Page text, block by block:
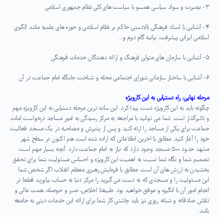
۳- بصیرت و سواد سیاسی همسو با سیاست های کلی نظام جمهوری اسلامی
۴- آشنایی با اسناد فرهنگی بالادستی حاکم بر نظام اسلامی و حوزه های علمیه مانند الگوی
اسلامی ایرانی پیشرفت، بیانیه گام دوم و…
۵- آشنایی با سازمان های متولی فرهنگ و ارائه دهندگان خدمات فرهنگی
۶- آشنایی با ساختار سازمانی شورای اجتماعی محله و شناخت جایگاه امام جماعت در آن
مرحله نهایی: راه دستیابی به این کارویژه
چگونه باید به این کارویژه دست پیدا کرد. این ساده ترین مرحله دستیابی به این کارویژه مهم
و تاثیرگذار است. شما می توانید با مراجعه به مرکز رسیدگی به امور مساجد درخواست امات
جماعت برای یکی از مساجد را ارئه کنید و پس از پذیرش و مصاحبه در یک مسجد فعالیت
خود را آغاز کنید. مطابق با اخرین اطلاعاتی که اراده شده است هم اکنون در سطح شهر
مشهد حدود ۵۰۰ مسجد وجود دارد که نیاز به امام جماعت دارد. آنچه بسیار مهم است
تصمیم شما و نگاه شما نسبت به اهمیت این کارویژه و احساس مسئولیت شما برای تحقق
بخشیدن به ارزش های آن است. مطابق با فرمایش رهبری معظم انقلاب اگر شخص شما
این مسئولیت را و مسجدی که به دست می گیرید را مرکز دنیا به حساب بیاورید قطعا در
انجام امور آن با انگیزه و موفق خواهید بود. طبیعتا اخلاص، صبر و حوصله، همت عالی و
تلاش صادقانه و شبانه روزی نیز باید چاشنی کار شما برای ارائه این خدمات دینی به جامعه
باشد.